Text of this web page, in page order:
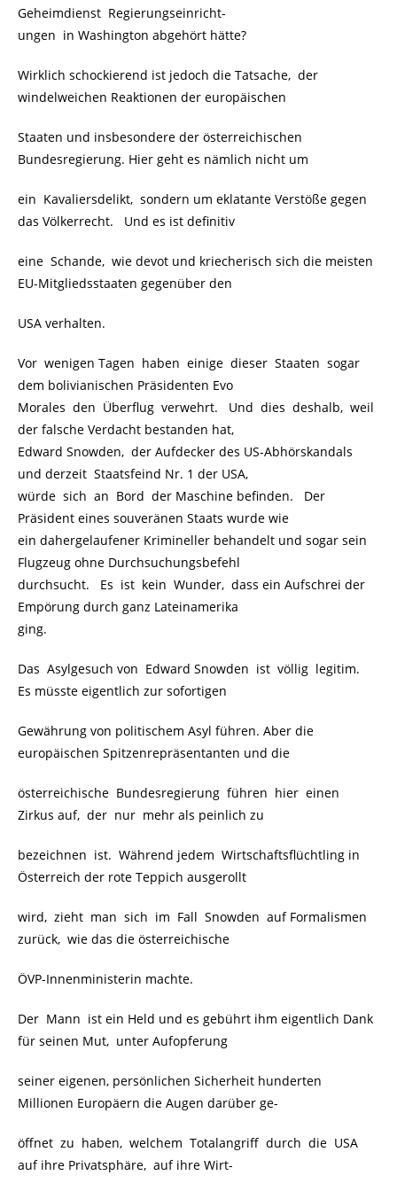
Geheimdienst Regierungseinricht-
ungen in Washington abgehört hätte?
Wirklich schockierend ist jedoch die Tatsache, der
windelweichen Reaktionen der europäischen
Staaten und insbesondere der österreichischen
Bundesregierung. Hier geht es nämlich nicht um
ein Kavaliersdelikt, sondern um eklatante Verstöße gegen
das Völkerrecht. Und es ist definitiv
eine Schande, wie devot und kriecherisch sich die meisten
EU-Mitgliedsstaaten gegenüber den
USA verhalten.
Vor wenigen Tagen haben einige dieser Staaten sogar
dem bolivianischen Präsidenten Evo
Morales den Überflug verwehrt. Und dies deshalb, weil
der falsche Verdacht bestanden hat,
Edward Snowden, der Aufdecker des US-Abhörskandals
und derzeit Staatsfeind Nr. 1 der USA,
würde sich an Bord der Maschine befinden. Der
Präsident eines souveränen Staats wurde wie
ein dahergelaufener Krimineller behandelt und sogar sein
Flugzeug ohne Durchsuchungsbefehl
durchsucht. Es ist kein Wunder, dass ein Aufschrei der
Empörung durch ganz Lateinamerika
ging.
Das Asylgesuch von Edward Snowden ist völlig legitim.
Es müsste eigentlich zur sofortigen
Gewährung von politischem Asyl führen. Aber die
europäischen Spitzenrepräsentanten und die
österreichische Bundesregierung führen hier einen
Zirkus auf, der nur mehr als peinlich zu
bezeichnen ist. Während jedem Wirtschaftsflüchtling in
Österreich der rote Teppich ausgerollt
wird, zieht man sich im Fall Snowden auf Formalismen
zurück, wie das die österreichische
ÖVP-Innenministerin machte.
Der Mann ist ein Held und es gebührt ihm eigentlich Dank
für seinen Mut, unter Aufopferung
seiner eigenen, persönlichen Sicherheit hunderten
Millionen Europäern die Augen darüber ge-
öffnet zu haben, welchem Totalangriff durch die USA
auf ihre Privatsphäre, auf ihre Wirt-